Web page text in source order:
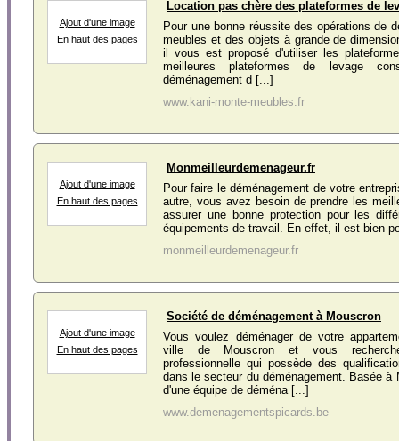
Ajout d'une image
En haut des pages
Location pas chère des plateformes de
Pour une bonne réussite des opérations de
meubles et des objets à grande de
il vous est proposé d'utiliser les
meilleures plateformes de levage
déménagement d [...]
www.kani-monte-meubles.fr
Ajout d'une image
En haut des pages
Monmeilleurdemenageur.fr
Pour faire le déménagement de votre
autre, vous avez besoin de prendre les
assurer une bonne protection pour les
équipements de travail. En effet, il est bien
monmeilleurdemenageur.fr
Ajout d'une image
En haut des pages
Société de déménagement à Mouscron
Vous voulez déménager de votre
ville de Mouscron et vous
professionnelle qui possède des
dans le secteur du déménagement. Basée à
d'une équipe de déména [...]
www.demenagementspicards.be